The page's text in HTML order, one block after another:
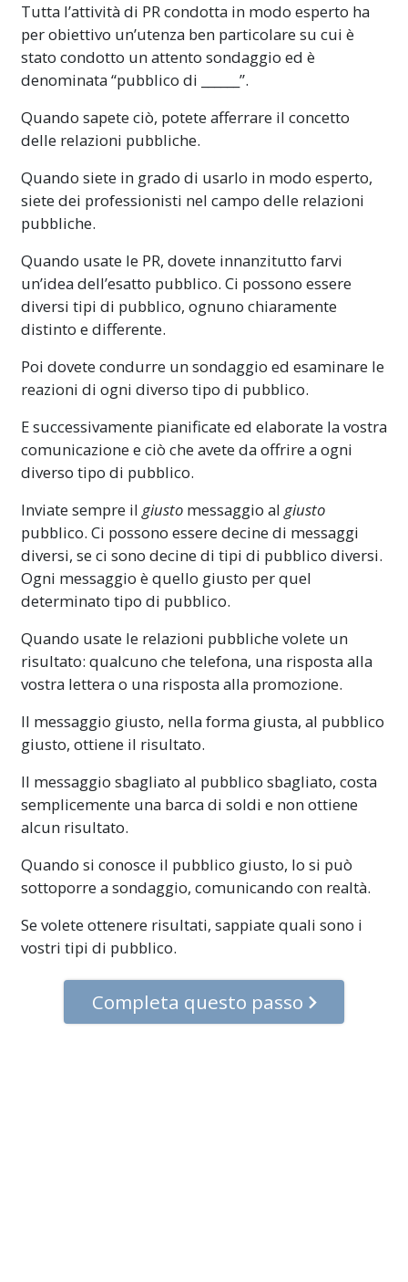
Tutta l’attività di PR condotta in modo esperto ha
per obiettivo un’utenza ben particolare su cui è
stato condotto un attento sondaggio ed è
denominata “pubblico di ______”.
Quando sapete ciò, potete afferrare il concetto
delle relazioni pubbliche.
Quando siete in grado di usarlo in modo esperto,
siete dei professionisti nel campo delle relazioni
pubbliche.
Quando usate le PR, dovete innanzitutto farvi
un’idea dell’esatto pubblico. Ci possono essere
diversi tipi di pubblico, ognuno chiaramente
distinto e differente.
Poi dovete condurre un sondaggio ed esaminare le
reazioni di ogni diverso tipo di pubblico.
E successivamente pianificate ed elaborate la vostra
comunicazione e ciò che avete da offrire a ogni
diverso tipo di pubblico.
Inviate sempre il giusto messaggio al giusto
pubblico. Ci possono essere decine di messaggi
diversi, se ci sono decine di tipi di pubblico diversi.
Ogni messaggio è quello giusto per quel
determinato tipo di pubblico.
Quando usate le relazioni pubbliche volete un
risultato: qualcuno che telefona, una risposta alla
vostra lettera o una risposta alla promozione.
Il messaggio giusto, nella forma giusta, al pubblico
giusto, ottiene il risultato.
Il messaggio sbagliato al pubblico sbagliato, costa
semplicemente una barca di soldi e non ottiene
alcun risultato.
Quando si conosce il pubblico giusto, lo si può
sottoporre a sondaggio, comunicando con realtà.
Se volete ottenere risultati, sappiate quali sono i
vostri tipi di pubblico.
Completa questo passo